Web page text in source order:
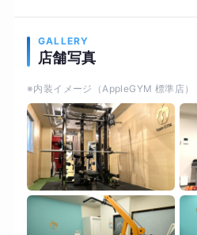
GALLERY
店舗写真
※内装イメージ（AppleGYM 標準店）